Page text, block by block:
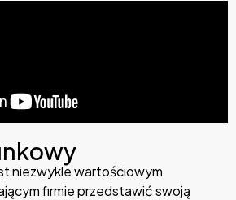
niezwykle wartościowym
firmie przedstawić swoją